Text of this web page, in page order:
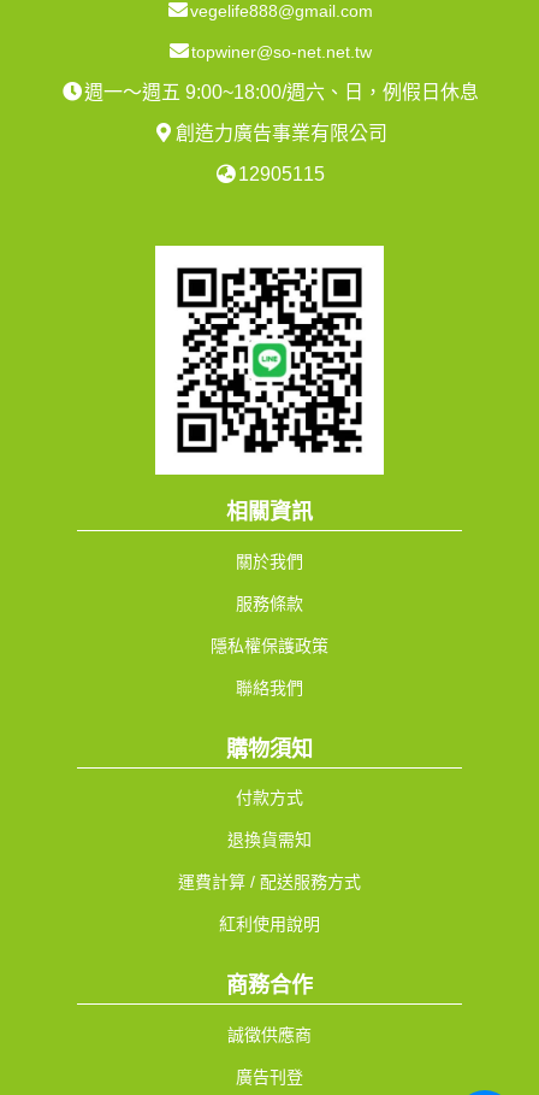
vegelife888@gmail.com
topwiner@so-net.net.tw
週一～週五 9:00~18:00/週六、日，例假日休息
創造力廣告事業有限公司
12905115
相關資訊
關於我們
服務條款
隱私權保護政策
聯絡我們
購物須知
付款方式
退換貨需知
運費計算 / 配送服務方式
紅利使用說明
商務合作
誠徵供應商
廣告刊登